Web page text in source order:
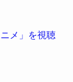
メ」を視聴